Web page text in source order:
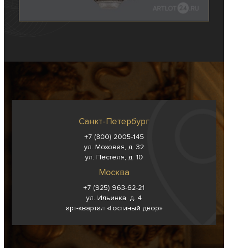
Санкт-Петербург
+7 (800) 2005-145
ул. Моховая, д. 32
ул. Пестеля, д. 10
Москва
+7 (925) 963-62-21
ул. Ильинка, д. 4
арт-квартал «Гостиный двор»